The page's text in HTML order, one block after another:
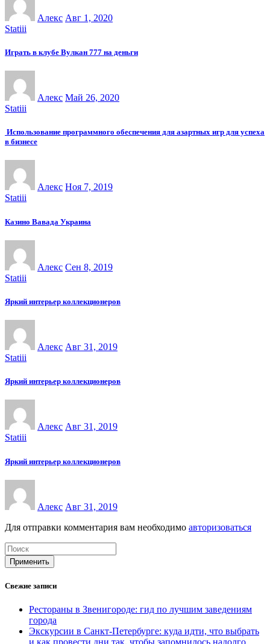
Алекс Авг 1, 2020
Statiii
Играть в клубе Вулкан 777 на деньги
Алекс Май 26, 2020
Statiii
Использование программного обеспечения для азартных игр для успеха
в бизнесе
Алекс Ноя 7, 2019
Statiii
Казино Вавада Украина
Алекс Сен 8, 2019
Statiii
Яркий интерьер коллекционеров
Алекс Авг 31, 2019
Statiii
Яркий интерьер коллекционеров
Алекс Авг 31, 2019
Statiii
Яркий интерьер коллекционеров
Алекс Авг 31, 2019
Для отправки комментария вам необходимо авторизоваться
Применить
Свежие записи
Рестораны в Звенигороде: гид по лучшим заведениям
города
Экскурсии в Санкт-Петербурге: куда идти, что выбрать
и как провести дни так, чтобы запомнилось надолго